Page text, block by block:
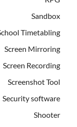
Sandbox
School Timetabling
Screen Mirroring
Screen Recording
Screenshot Tool
Security software
Shooter